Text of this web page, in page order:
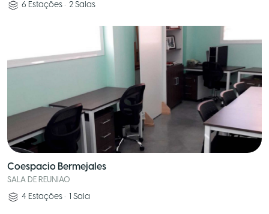
6 Estações • 2 Salas
Coespacio Bermejales
SALA DE REUNIAO
4 Estações • 1 Sala